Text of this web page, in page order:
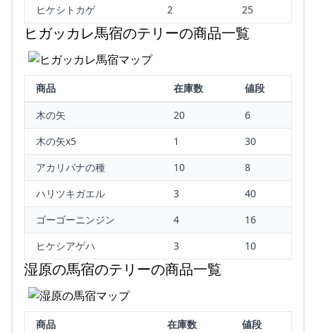
ヒケシトカゲ 2 25
ヒガッカレ馬宿のテリーの商品一覧
商品 在庫数
値段
木の矢
20
6
木の矢x5
1
30
アカリバナの種
10
8
ハリツキガエル
3
40
ゴーゴーニンジン
4
16
ヒケシアゲハ
3 10
湿原の馬宿のテリーの商品一覧
商品 在庫数
値段